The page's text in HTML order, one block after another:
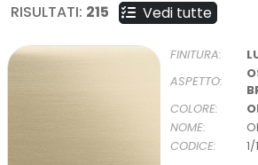
RISULTATI: 215 Vedi tutte
FINITURA:
ASPETTO:
COLORE:
NOME:
CODICE:
1/1